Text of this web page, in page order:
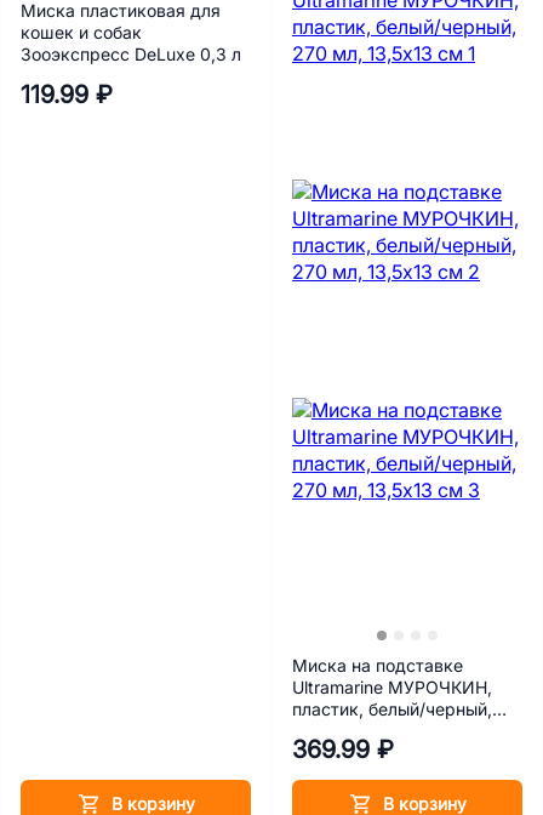
Миска пластиковая для
кошек и собак
Зооэкспресс DeLuxe 0,3 л
119.99 ₽
В корзину
Миска на подставке
Ultramarine МУРОЧКИН,
пластик, белый/черный,
369.99 ₽
В корзину